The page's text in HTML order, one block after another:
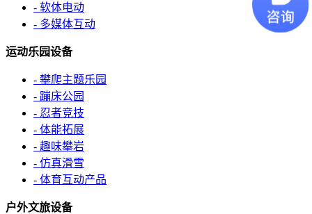
- 软体电动
- 多媒体互动
运动乐园设备
- 攀爬主题乐园
- 蹦床公园
- 忍者竞技
- 体能拓展
- 趣味攀岩
- 仿真滑雪
- 体育互动产品
户外文旅设备